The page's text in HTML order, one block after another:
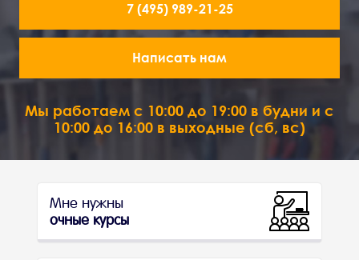
7 (495) 989-21-25
Написать нам
Мы работаем с 10:00 до 19:00 в будни и с
10:00 до 16:00 в выходные (сб, вс)
Мне нужны
очные курсы